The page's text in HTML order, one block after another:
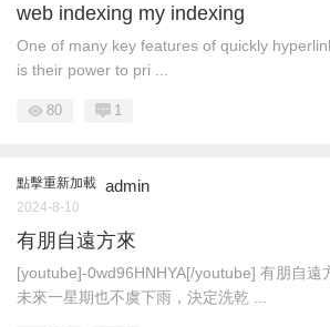
web indexing my indexing
One of many key features of quickly
is their power to pri ...
80 1
點擊重新加載 admin
2024-8-10
有朋自遠方來
[youtube]-0wd96HNHYA[/youtube] 有朋自遠
未來一星期也不虞下雨，決定洗乾 ...